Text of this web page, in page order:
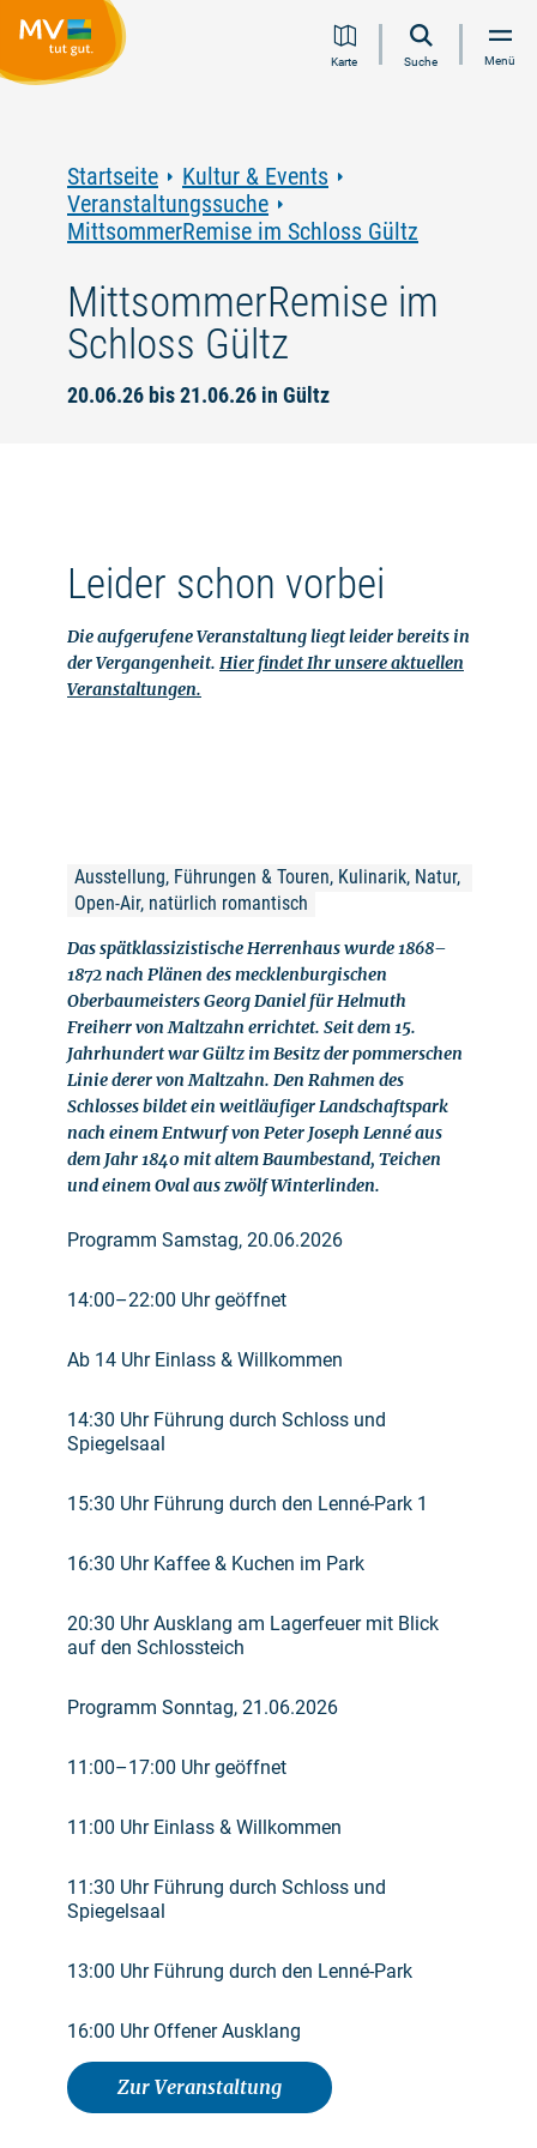
Inhalt
Navigation
Volltextsuche
FooterKarte Suche Menü
Startseite
Kultur & Events
Veranstaltungssuche
MittsommerRemise im Schloss Gültz
MittsommerRemise im
Schloss Gültz
20.06.26 bis 21.06.26 in Gültz
Leider schon vorbei
Die aufgerufene Veranstaltung liegt leider bereits in
der Vergangenheit. Hier findet Ihr unsere aktuellen
Veranstaltungen.
Ausstellung, Führungen & Touren, Kulinarik, Natur,
Open-Air, natürlich romantisch
Das spätklassizistische Herrenhaus wurde 1868–
1872 nach Plänen des mecklenburgischen
Oberbaumeisters Georg Daniel für Helmuth
Freiherr von Maltzahn errichtet. Seit dem 15.
Jahrhundert war Gültz im Besitz der pommerschen
Linie derer von Maltzahn. Den Rahmen des
Schlosses bildet ein weitläufiger Landschaftspark
nach einem Entwurf von Peter Joseph Lenné aus
dem Jahr 1840 mit altem Baumbestand, Teichen
und einem Oval aus zwölf Winterlinden.
Programm Samstag, 20.06.2026
14:00–22:00 Uhr geöffnet
Ab 14 Uhr Einlass & Willkommen
14:30 Uhr Führung durch Schloss und
Spiegelsaal
15:30 Uhr Führung durch den Lenné-Park 1
16:30 Uhr Kaffee & Kuchen im Park
20:30 Uhr Ausklang am Lagerfeuer mit Blick
auf den Schlossteich
Programm Sonntag, 21.06.2026
11:00–17:00 Uhr geöffnet
11:00 Uhr Einlass & Willkommen
11:30 Uhr Führung durch Schloss und
Spiegelsaal
13:00 Uhr Führung durch den Lenné-Park
16:00 Uhr Offener Ausklang
Zur Veranstaltung